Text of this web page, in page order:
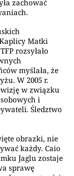
zachować
Matki
rozsyłało
myślała, że
W 2005 r.
w związku
i
Śledztwo
obrazki, nie
każdy. Caio
Jaglu zostaje
sprawę